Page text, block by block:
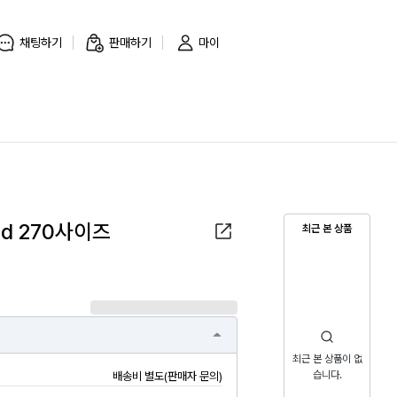
채팅하기 판매하기 마이
최근 본 상품
최근 본 상품이 없
습니다.
270사이즈
배송비 별도(판매자 문의)